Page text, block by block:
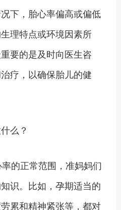
下，胎心率偏高或偏低
理特点或环境因素所
要的是及时向医生咨
疗，以确保胎儿的健
么？
的正常范围，准妈妈们
识。比如，孕期适当的
累和精神紧张等，都对